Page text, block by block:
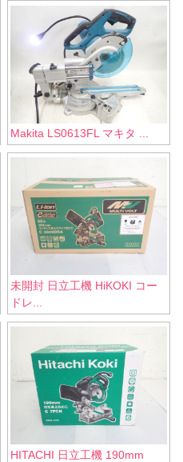
Makita LS0613FL マキタ ...
未開封 日立工機 HiKOKI コー
ドレ...
HITACHI 日立工機 190mm